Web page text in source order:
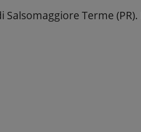
Salsomaggiore Terme